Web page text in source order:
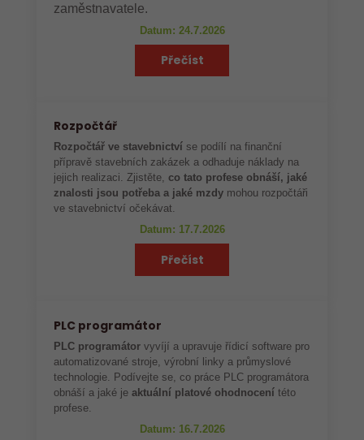
zaměstnavatele.
Datum: 24.7.2026
Přečíst
Rozpočtář
Rozpočtář ve stavebnictví se podílí na finanční
přípravě stavebních zakázek a odhaduje náklady na
jejich realizaci. Zjistěte,co tato profese obnáší, jaké
znalosti jsou potřeba a jaké mzdy mohou rozpočtáři
ve stavebnictví očekávat.
Datum: 17.7.2026
Přečíst
PLC programátor
PLC programátor vyvíjí a upravuje řídicí software pro
automatizované stroje, výrobní linky a průmyslové
technologie. Podívejte se, co práce PLC programátora
obnáší a jaké je aktuální platové ohodnocení této
profese.
Datum: 16.7.2026